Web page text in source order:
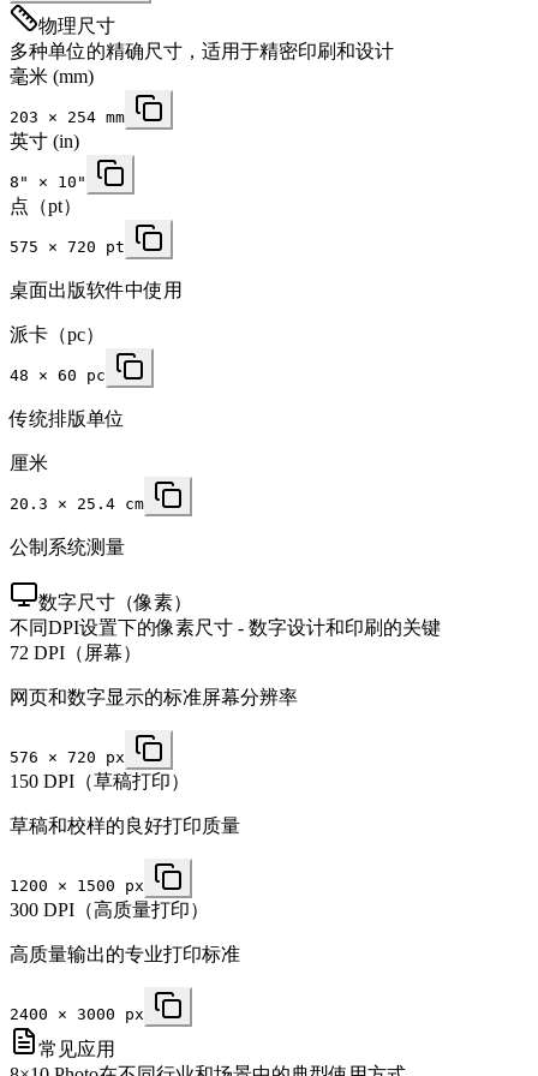
物理尺寸
多种单位的精确尺寸，适用于精密印刷和设计
毫米 (mm)
203 × 254 mm
英寸 (in)
8 " × 10 "
点（pt）
575 × 720 pt
桌面出版软件中使用
派卡（pc）
48 × 60 pc
传统排版单位
厘米
20.3 × 25.4 cm
公制系统测量
数字尺寸（像素）
不同DPI设置下的像素尺寸 - 数字设计和印刷的关键
72 DPI（屏幕）
网页和数字显示的标准屏幕分辨率
576 × 720 px
150 DPI（草稿打印）
草稿和校样的良好打印质量
1200 × 1500 px
300 DPI（高质量打印）
高质量输出的专业打印标准
2400 × 3000 px
常见应用